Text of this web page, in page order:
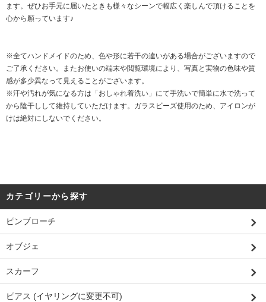
ます。ぜひお手元に届いたときも様々なシーンで幅広く楽しんで頂けることを
心から願っています♪
※全てハンドメイドのため、色や形に若干の違いがある場合がございますので
ご了承ください。またお使いの端末や閲覧環境により、写真と実物の色味や質
感が多少異なって見えることがございます。
※汗や汚れが気になる方は「おしゃれ着洗い」にて手洗いで簡単に水で洗って
から陰干しして維持していただけます。ガラスビーズ使用のため、アイロンが
けは絶対にしないでください。
カテゴリーから探す
ピンブローチ
オブジェ
スカーフ
ピアス (イヤリングに変更不可)